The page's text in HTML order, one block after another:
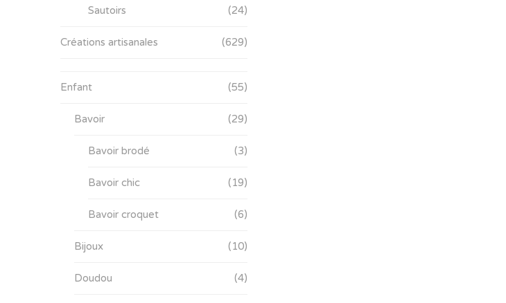
Sautoirs (24)
Créations artisanales (629)
Enfant (55)
Bavoir (29)
Bavoir brodé (3)
Bavoir chic (19)
Bavoir croquet (6)
Bijoux (10)
Doudou (4)